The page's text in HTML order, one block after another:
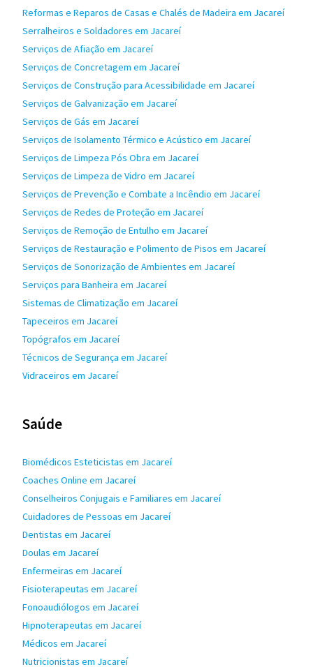
Reformas e Reparos de Casas e Chalés de Madeira em Jacareí
Serralheiros e Soldadores em Jacareí
Serviços de Afiação em Jacareí
Serviços de Concretagem em Jacareí
Serviços de Construção para Acessibilidade em Jacareí
Serviços de Galvanização em Jacareí
Serviços de Gás em Jacareí
Serviços de Isolamento Térmico e Acústico em Jacareí
Serviços de Limpeza Pós Obra em Jacareí
Serviços de Limpeza de Vidro em Jacareí
Serviços de Prevenção e Combate a Incêndio em Jacareí
Serviços de Redes de Proteção em Jacareí
Serviços de Remoção de Entulho em Jacareí
Serviços de Restauração e Polimento de Pisos em Jacareí
Serviços de Sonorização de Ambientes em Jacareí
Serviços para Banheira em Jacareí
Sistemas de Climatização em Jacareí
Tapeceiros em Jacareí
Topógrafos em Jacareí
Técnicos de Segurança em Jacareí
Vidraceiros em Jacareí
Saúde
Biomédicos Esteticistas em Jacareí
Coaches Online em Jacareí
Conselheiros Conjugais e Familiares em Jacareí
Cuidadores de Pessoas em Jacareí
Dentistas em Jacareí
Doulas em Jacareí
Enfermeiras em Jacareí
Fisioterapeutas em Jacareí
Fonoaudiólogos em Jacareí
Hipnoterapeutas em Jacareí
Médicos em Jacareí
Nutricionistas em Jacareí